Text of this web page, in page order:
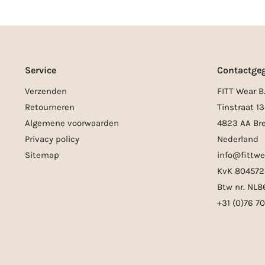
Service
Verzenden
Retourneren
Algemene voorwaarden
Privacy policy
Sitemap
FITT Wear
Tinstraat 13
4823 AA
Nederland
KvK
Btw nr.
+31 (0)76